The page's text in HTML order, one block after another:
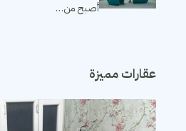
أصبح من…
عقارات مميزة